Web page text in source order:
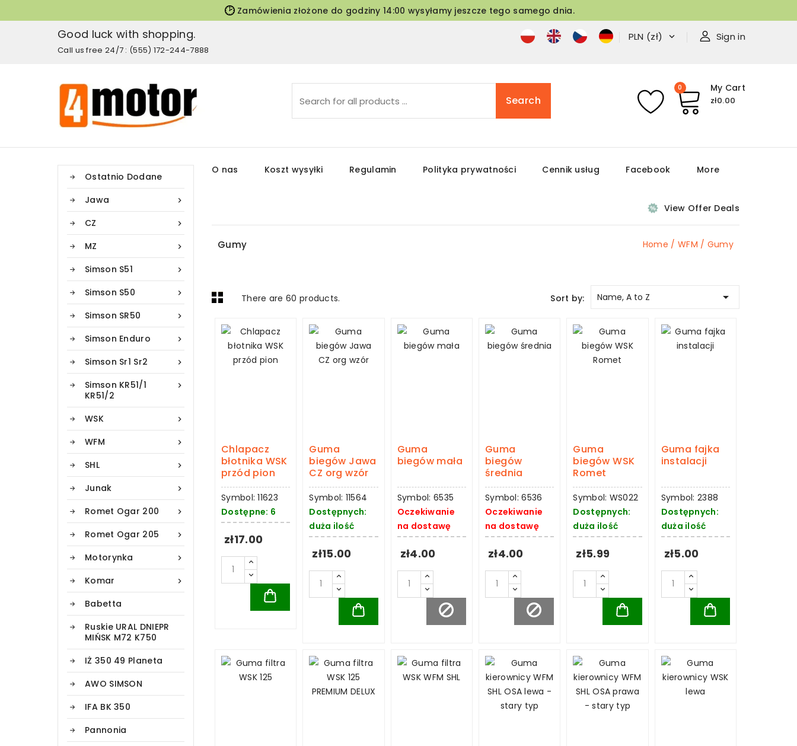
Zamówienia złożone do godziny 14:00 wysyłamy jeszcze tego samego dnia.
Good luck with shopping.
Call us free 24/7 : (555) 172-244-7888
Sign in
PLN (zł) 
0 My Cart
zł0.00
Search
Ostatnio Dodane

Jawa

CZ

MZ

Simson S51

Simson S50

Simson SR50

Simson Enduro

Simson Sr1 Sr2

Simson KR51/1
KR51/2

WSK

WFM

SHL

Junak

Romet Ogar 200

Romet Ogar 205

Motorynka

Komar
Babetta
Ruskie URAL DNIEPR
MIŃSK M72 K750
IŻ 350 49 Planeta
AWO SIMSON
IFA BK 350
Pannonia
O nas Koszt wysyłki Regulamin Polityka prywatności Cennik usług Facebook More
View Offer Deals
Gumy Home WFM Gumy
There are 60 products. Sort by: Name, A to Z 
Chlapacz
błotnika WSK
przód pion
Symbol: 11623
Dostępne: 6
zł17.00
Guma
biegów Jawa
CZ org wzór
Symbol: 11564
Dostępnych:
duża ilość
zł15.00
Guma
biegów mała
Symbol: 6535
Oczekiwanie
na dostawę
zł4.00
Guma
biegów
średnia
Symbol: 6536
Oczekiwanie
na dostawę
zł4.00
Guma
biegów WSK
Romet
Symbol: WS022
Dostępnych:
duża ilość
zł5.99
Guma fajka
instalacji
Symbol: 2388
Dostępnych:
duża ilość
zł5.00